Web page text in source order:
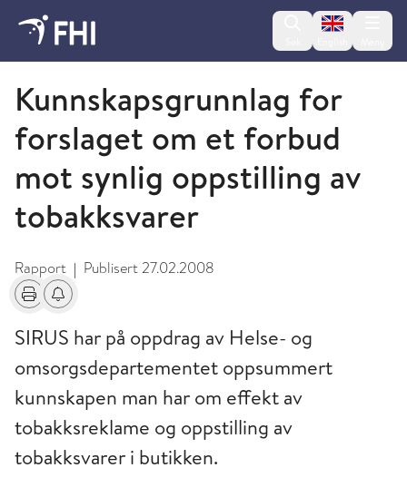
Change
2009 og eldre publikasjoner fra FHI
Kunnskapsgrunnlag for
forslaget om et forbud
mot synlig oppstilling av
tobakksvarer
Rapport | Publisert27.02.2008
Skriv utFå varsel om endringer
SIRUS har på oppdrag av Helse- og
omsorgsdepartementet oppsummert
kunnskapen man har om effekt av
tobakksreklame og oppstilling av
tobakksvarer i butikken.